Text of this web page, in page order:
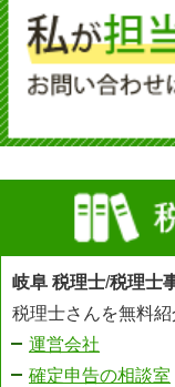
岐阜 税理士/税理士
税理士さんを無料紹
運営会社
確定申告の相談室